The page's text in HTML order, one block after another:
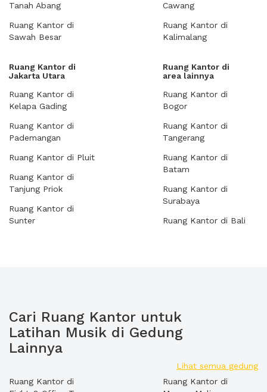
Tanah Abang
Ruang Kantor di
Sawah Besar
Cawang
Ruang Kantor di
Kalimalang
Ruang Kantor di
Jakarta Utara
Ruang Kantor di
Kelapa Gading
Ruang Kantor di
Pademangan
Ruang Kantor di Pluit
Ruang Kantor di
Tanjung Priok
Ruang Kantor di
Sunter
Ruang Kantor di
area lainnya
Ruang Kantor di
Bogor
Ruang Kantor di
Tangerang
Ruang Kantor di
Batam
Ruang Kantor di
Surabaya
Ruang Kantor di Bali
Cari Ruang Kantor untuk
Latihan Musik di Gedung
Lainnya
Lihat semua gedung
Ruang Kantor di
Ruang Kantor di